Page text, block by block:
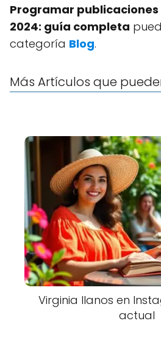
Programar
2024: guía completa
categoría Blog.
Más Artículos que
Virginia llanos en
actual